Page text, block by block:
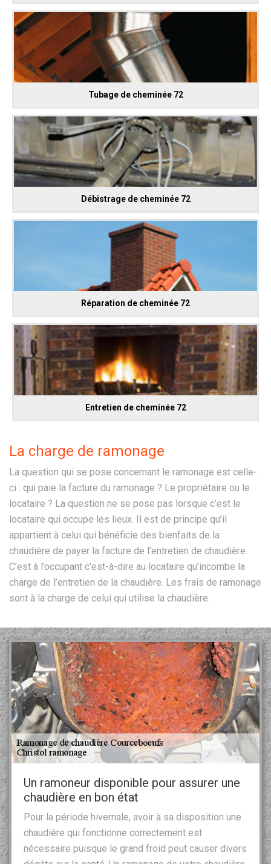
Tubage de cheminée 72
Débistrage de cheminée 72
Réparation de cheminée 72
Entretien de cheminée 72
La charge de ramonage
La question qui se pose concernant le ramonage est celle-
ci : qui paie la facture du ramonage ? Le propriétaire ou le
locataire ? La question ne se pose pas lorsque c’est le
locataire qui occupe les lieux. Il est de principe qu’il
appartient à celui qui bénéficie des bienfaits de la
chaudière de payer la facture de l’entretien de chaudière.
C’est à l’occupant c'est-à-dire au locataire qu’incombe la
charge de l’entretien de la chaudière. Les frais de ramonage
sont à la charge de celui qui utilise la chaudière.
Un ramoneur disponible pour assurer une
chaudière en bon état
Pour la période hivernale, avoir à sa disposition une
chaudière qui fonctionne correctement est
nécessaire puisque le grand froid peut causer divers